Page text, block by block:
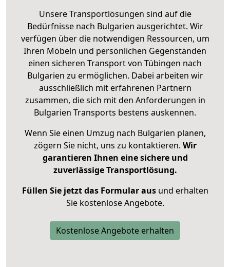
Unsere Transportlösungen sind auf die
Bedürfnisse nach Bulgarien ausgerichtet. Wir
verfügen über die notwendigen Ressourcen, um
Ihren Möbeln und persönlichen Gegenständen
einen sicheren Transport von Tübingen nach
Bulgarien zu ermöglichen. Dabei arbeiten wir
ausschließlich mit erfahrenen Partnern
zusammen, die sich mit den Anforderungen in
Bulgarien Transports bestens auskennen.
Wenn Sie einen Umzug nach Bulgarien planen,
zögern Sie nicht, uns zu kontaktieren. Wir
garantieren Ihnen eine sichere und
zuverlässige Transportlösung.
Füllen Sie jetzt das Formular ausund erhalten
Sie kostenlose Angebote.
Kostenlose Angebote erhalten